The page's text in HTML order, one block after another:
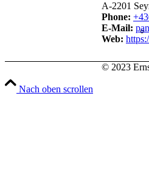
A-2201
Phone:
E-Mail:
Web:
© 2023
Nach oben scrollen